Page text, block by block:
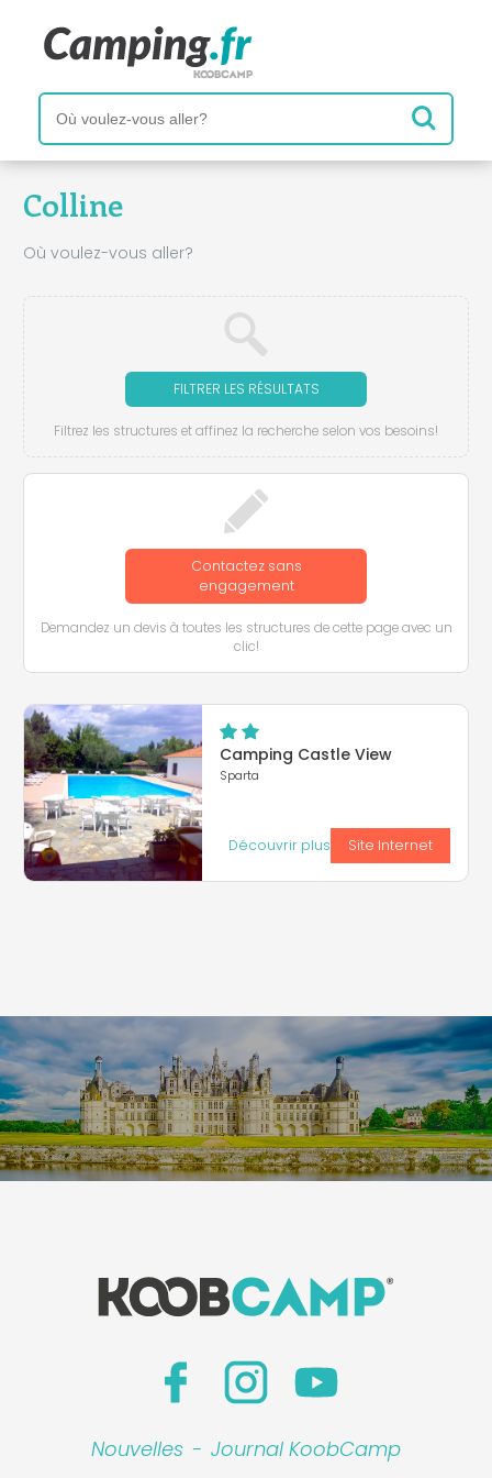
Colline
Où voulez-vous aller?
FILTRER LES RÉSULTATS
Filtrez les structures et affinez la recherche selon vos besoins!
Contactez sans
engagement
Demandez un devis à toutes les structures de cette page avec un
clic!
Camping Castle View
Sparta
Découvrir plus Site Internet
Nouvelles - Journal KoobCamp